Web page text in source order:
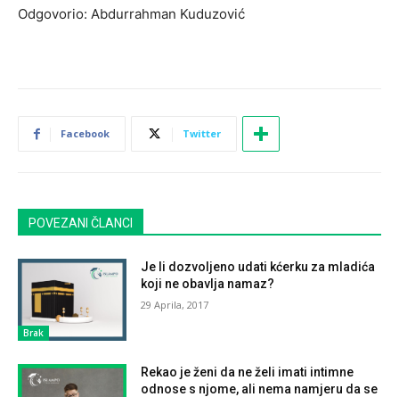
Odgovorio: Abdurrahman Kuduzović
Facebook Twitter
POVEZANI ČLANCI
Brak
Je li dozvoljeno udati kćerku za mladića
koji ne obavlja namaz?
29 Aprila, 2017
Rekao je ženi da ne želi imati intimne
odnose s njome, ali nema namjeru da se